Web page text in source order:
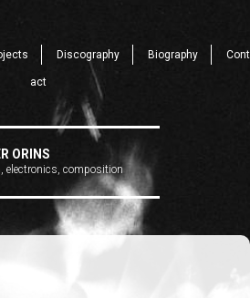
Discography Biography Cont
act
ORINS
electronics, composition